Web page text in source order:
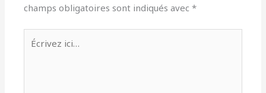
champs obligatoires sont indiqués avec*
ici…